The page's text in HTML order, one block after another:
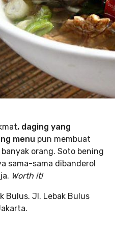
, daging yang
menu pun membuat
orang. Soto bening
sama-sama dibanderol
Worth it!
Bulus. Jl. Lebak Bulus